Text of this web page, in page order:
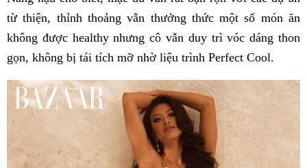
từ thiện, thỉnh thoảng vẫn thưởng thức một số món ăn
không được healthy nhưng cô vẫn duy trì vóc dáng thon
gọn, không bị tái tích mỡ nhờ liệu trình Perfect Cool.